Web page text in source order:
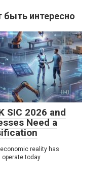
интересно
0
SIC 2026 and
Need a
reality has
operate today